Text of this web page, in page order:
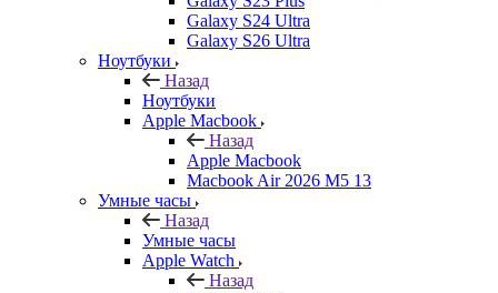
Galaxy S24 Ultra
Galaxy S26 Ultra
Ноутбуки
Назад
Ноутбуки
Apple Macbook
Назад
Apple Macbook
Macbook Air 2026 M5 13
Умные часы
Назад
Умные часы
Apple Watch
Назад